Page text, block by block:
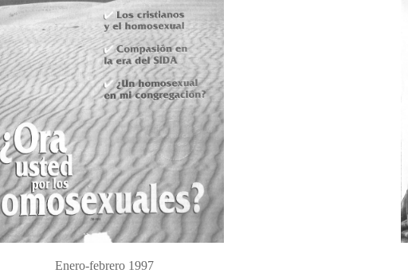
Enero-febrero 1997